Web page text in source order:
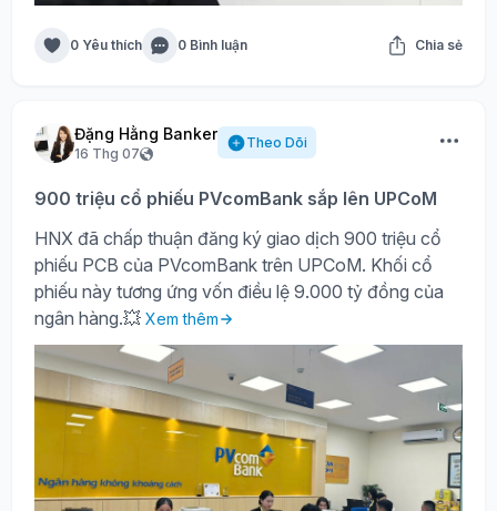
0 Yêu thích 0 Bình luận Chia sẻ
Đặng Hằng Banker
16 Thg 07
Theo Dõi
900 triệu cổ phiếu PVcomBank sắp lên UPCoM
HNX đã chấp thuận đăng ký giao dịch 900 triệu cổ
phiếu PCB của PVcomBank trên UPCoM. Khối cổ
phiếu này tương ứng vốn điều lệ 9.000 tỷ đồng của
ngân hàng.💥 Xem thêm